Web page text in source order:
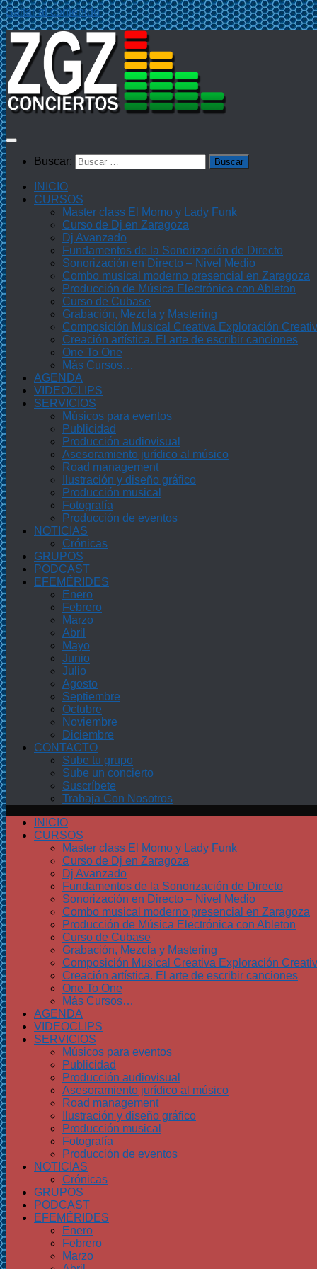
Saltar al contenido
Buscar:
INICIO
CURSOS
Master class El Momo y Lady Funk
Curso de Dj en Zaragoza
Dj Avanzado
Fundamentos de la Sonorización de Directo
Sonorización en Directo – Nivel Medio
Combo musical moderno presencial en Zaragoza
Producción de Música Electrónica con Ableton
Curso de Cubase
Grabación, Mezcla y Mastering
Composición Musical Creativa Exploración
Creación artística. El arte de escribir canciones
One To One
Más Cursos…
AGENDA
VIDEOCLIPS
SERVICIOS
Músicos para eventos
Publicidad
Producción audiovisual
Asesoramiento jurídico al músico
Road management
Ilustración y diseño gráfico
Producción musical
Fotografía
Producción de eventos
NOTICIAS
Crónicas
GRUPOS
PODCAST
EFEMÉRIDES
Enero
Febrero
Marzo
Abril
Mayo
Junio
Julio
Agosto
Septiembre
Octubre
Noviembre
Diciembre
CONTACTO
Sube tu grupo
Sube un concierto
Suscríbete
Trabaja Con Nosotros
INICIO
CURSOS
Master class El Momo y Lady Funk
Curso de Dj en Zaragoza
Dj Avanzado
Fundamentos de la Sonorización de Directo
Sonorización en Directo – Nivel Medio
Combo musical moderno presencial en Zaragoza
Producción de Música Electrónica con Ableton
Curso de Cubase
Grabación, Mezcla y Mastering
Composición Musical Creativa Exploración
Creación artística. El arte de escribir canciones
One To One
Más Cursos…
AGENDA
VIDEOCLIPS
SERVICIOS
Músicos para eventos
Publicidad
Producción audiovisual
Asesoramiento jurídico al músico
Road management
Ilustración y diseño gráfico
Producción musical
Fotografía
Producción de eventos
NOTICIAS
Crónicas
GRUPOS
PODCAST
EFEMÉRIDES
Enero
Febrero
Marzo